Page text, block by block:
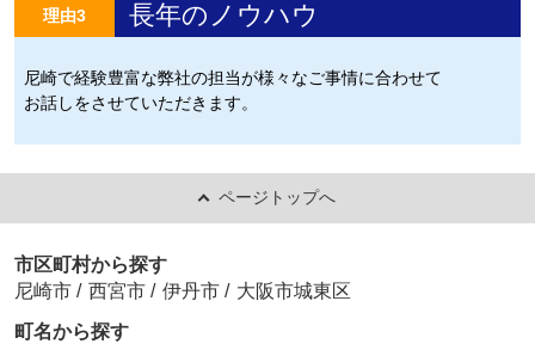
理由3 長年のノウハウ
尼崎で経験豊富な弊社の担当が様々なご事情に合わせて
お話しをさせていただきます。
ページトップへ
市区町村から探す
尼崎市 / 西宮市 / 伊丹市 / 大阪市城東区
町名から探す